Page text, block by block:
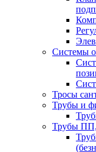
Системы
Тросы
Трубы и
Трубы